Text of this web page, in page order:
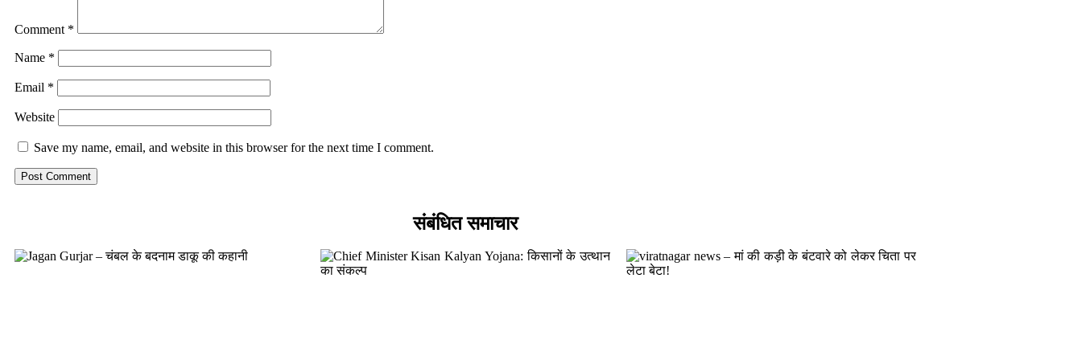
Comment *
Name *
Email *
Website
Save my name, email, and website in this browser for the next time I comment.
संबंधित समाचार